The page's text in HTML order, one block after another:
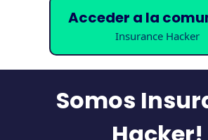
Acceder a la
Insurance Hacker
Somos